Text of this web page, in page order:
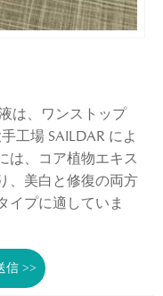
は、ワンストップ
工場 SAILDAR によ
は、コア植物エキス
、美白と修復の両方
イプに適していま
信 >>